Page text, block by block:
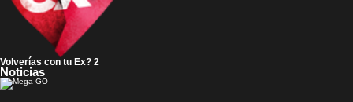
Volverías con tu Ex? 2
Noticias